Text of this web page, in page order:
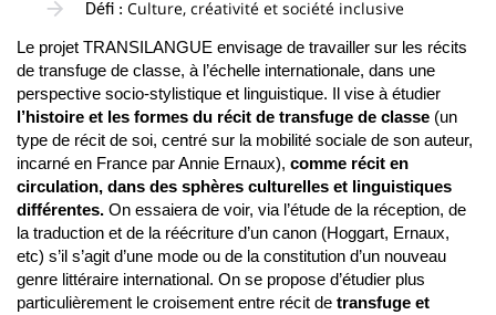
Défi : Culture, créativité et société inclusive
Le projet TRANSILANGUE envisage de travailler sur les récits
de transfuge de classe, à l’échelle internationale, dans une
perspective socio-stylistique et linguistique. Il vise à étudier
l’histoire et les formes du récit de transfuge de classe (un
type de récit de soi, centré sur la mobilité sociale de son auteur,
incarné en France par Annie Ernaux), comme récit en
circulation, dans des sphères culturelles et linguistiques
différentes. On essaiera de voir, via l’étude de la réception, de
la traduction et de la réécriture d’un canon (Hoggart, Ernaux,
etc) s’il s’agit d’une mode ou de la constitution d’un nouveau
genre littéraire international. On se propose d’étudier plus
particulièrement le croisement entre récit de transfuge et